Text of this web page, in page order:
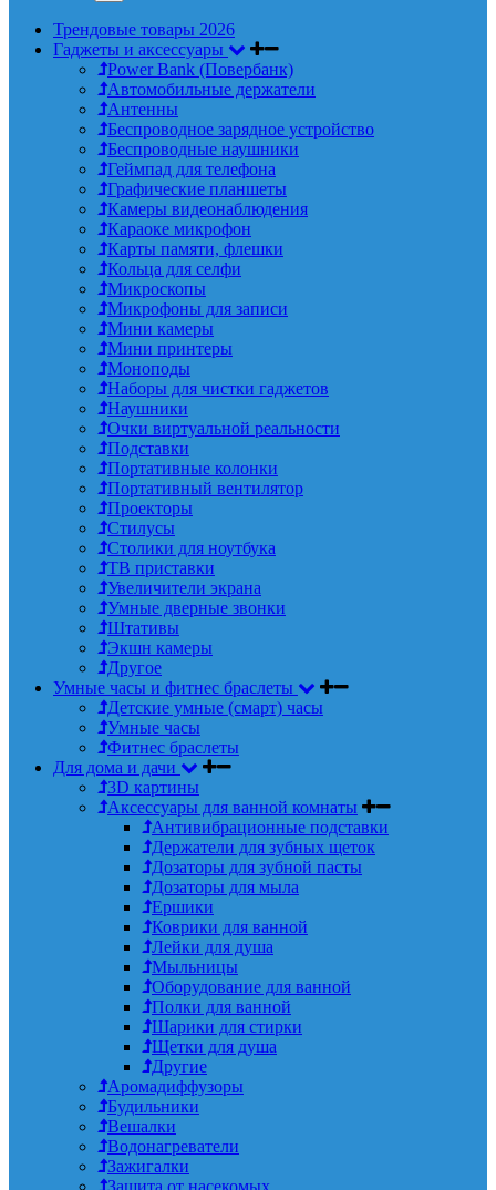
Трендовые товары 2026
Гаджеты и аксессуары
Power Bank (Повербанк)
Автомобильные держатели
Антенны
Беспроводное зарядное устройство
Беспроводные наушники
Геймпад для телефона
Графические планшеты
Камеры видеонаблюдения
Караоке микрофон
Карты памяти, флешки
Кольца для селфи
Микроскопы
Микрофоны для записи
Мини камеры
Мини принтеры
Моноподы
Наборы для чистки гаджетов
Наушники
Очки виртуальной реальности
Подставки
Портативные колонки
Портативный вентилятор
Проекторы
Стилусы
Столики для ноутбука
ТВ приставки
Увеличители экрана
Умные дверные звонки
Штативы
Экшн камеры
Другое
Умные часы и фитнес браслеты
Детские умные (смарт) часы
Умные часы
Фитнес браслеты
Для дома и дачи
3D картины
Аксессуары для ванной комнаты
Антивибрационные подставки
Держатели для зубных щеток
Дозаторы для зубной пасты
Дозаторы для мыла
Ершики
Коврики для ванной
Лейки для душа
Мыльницы
Оборудование для ванной
Полки для ванной
Шарики для стирки
Щетки для душа
Другие
Аромадиффузоры
Будильники
Вешалки
Водонагреватели
Зажигалки
Защита от насекомых